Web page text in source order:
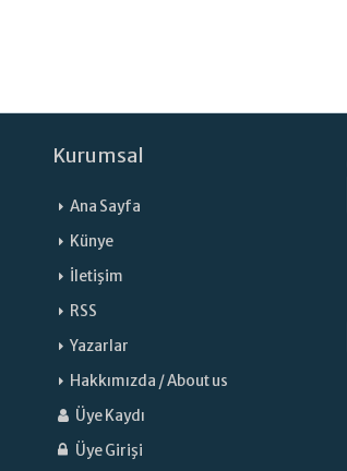
Kurumsal
Ana Sayfa
Künye
İletişim
RSS
Yazarlar
Hakkımızda / About us
Üye Kaydı
Üye Girişi